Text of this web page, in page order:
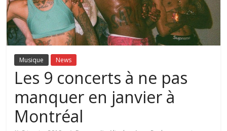
Musique News
Les 9 concerts à ne pas
manquer en janvier à
Montréal